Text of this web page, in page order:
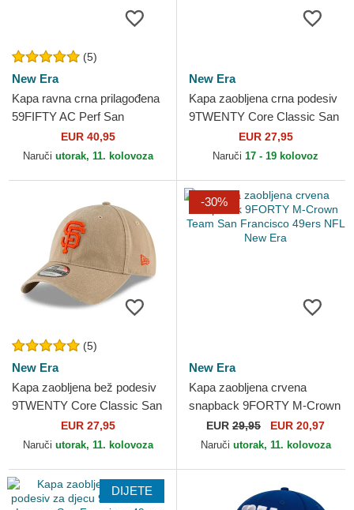
(5)
New Era
Kapa ravna crna prilagođena
59FIFTY AC Perf San
Francisco Giants MLB New
Era
EUR 40,95
Naruči utorak, 11. kolovoza
New Era
Kapa zaobljena crna podesiv
9TWENTY Core Classic San
Francisco Giants MLB New
EUR 27,95
Naruči 17 - 19 kolovoz
(5)
New Era
Kapa zaobljena bež podesiv
9TWENTY Core Classic San
Francisco Giants MLB New
Era
EUR 27,95
Naruči utorak, 11. kolovoza
-30%
New Era
Kapa zaobljena crvena
snapback 9FORTY M-Crown
Team San Francisco 49ers
NFL New Era
EUR 29,95 EUR 20,97
Naruči utorak, 11. kolovoza
DIJETE